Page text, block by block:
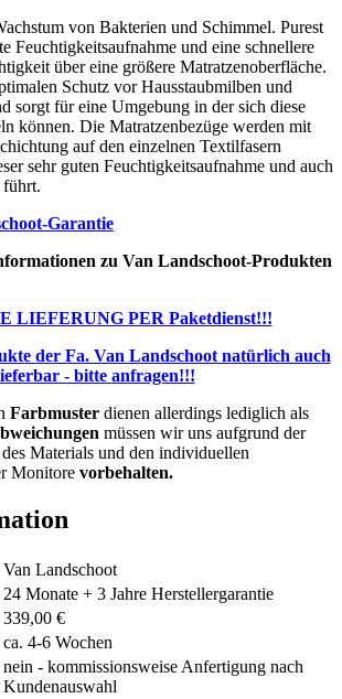
von Bakterien und Schimmel. Purest
Feuchtigkeitsaufnahme und eine schnellere
über eine größere Matratzenoberfläche.
Schutz vor Hausstaubmilben und
sorgt für eine Umgebung in der sich diese
können. Die Matratzenbezüge werden mit
auf den einzelnen Textilfasern
sehr guten Feuchtigkeitsaufnahme und auch
führt.
Garantie
zu Van Landschoot-Produkten
LIEFERUNG PER Paketdienst!!!
der Fa. Van Landschoot natürlich auch
- bitte anfragen!!!
Farbmuster dienen allerdings lediglich als
müssen wir uns aufgrund der
Materials und den individuellen
Monitore vorbehalten.
Van Landschoot
24 Monate + 3 Jahre Herstellergarantie
339,00 €
ca. 4-6 Wochen
nein - kommissionsweise Anfertigung nach
Kundenauswahl